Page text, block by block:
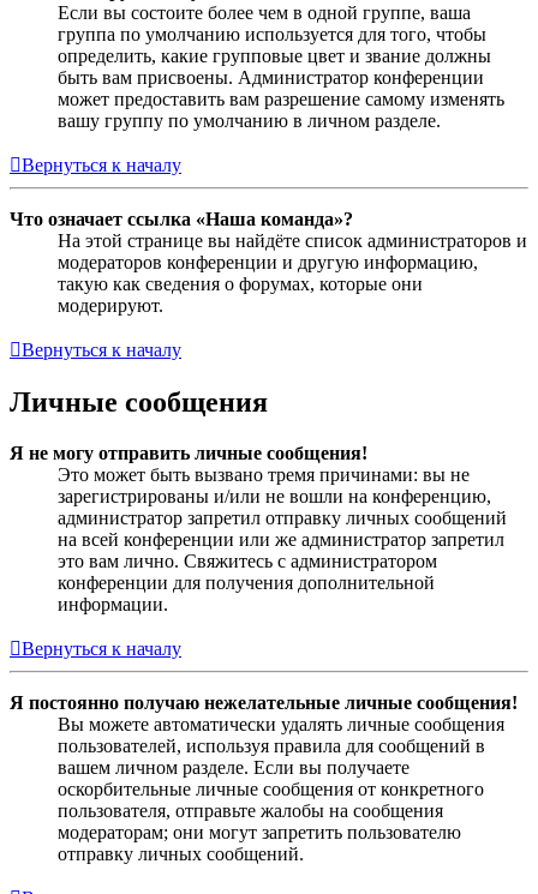
Если вы состоите более чем в одной группе, ваша
группа по умолчанию используется для того, чтобы
определить, какие групповые цвет и звание должны
быть вам присвоены. Администратор конференции
может предоставить вам разрешение самому изменять
вашу группу по умолчанию в личном разделе.
Вернуться к началу
Что означает ссылка «Наша команда»?
На этой странице вы найдёте список администраторов и
модераторов конференции и другую информацию,
такую как сведения о форумах, которые они
модерируют.
Вернуться к началу
Личные сообщения
Я не могу отправить личные сообщения!
Это может быть вызвано тремя причинами: вы не
зарегистрированы и/или не вошли на конференцию,
администратор запретил отправку личных сообщений
на всей конференции или же администратор запретил
это вам лично. Свяжитесь с администратором
конференции для получения дополнительной
информации.
Вернуться к началу
Я постоянно получаю нежелательные личные сообщения!
Вы можете автоматически удалять личные сообщения
пользователей, используя правила для сообщений в
вашем личном разделе. Если вы получаете
оскорбительные личные сообщения от конкретного
пользователя, отправьте жалобы на сообщения
модераторам; они могут запретить пользователю
отправку личных сообщений.